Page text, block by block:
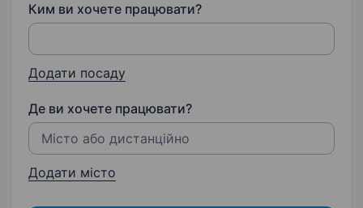
Ким ви хочете працювати?
Додати посаду
Де ви хочете працювати?
Додати місто